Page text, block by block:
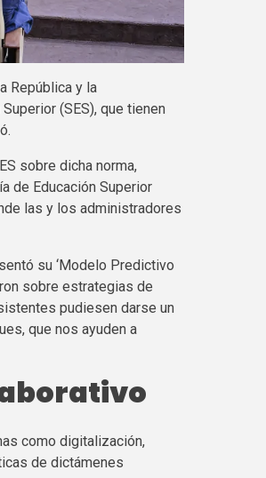
República y la
(SES), que tienen
sobre dicha norma,
de Educación Superior
las y los administradores
su ‘Modelo Predictivo
sobre estrategias de
pudiesen darse un
que nos ayuden a
como digitalización,
de dictámenes